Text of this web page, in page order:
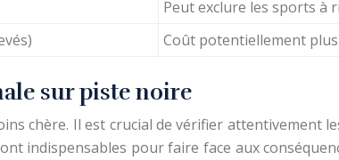
Peut exclure les sports à
Coût potentiellement
sur piste noire
chère. Il est crucial de vérifier attentivement
indispensables pour faire face aux